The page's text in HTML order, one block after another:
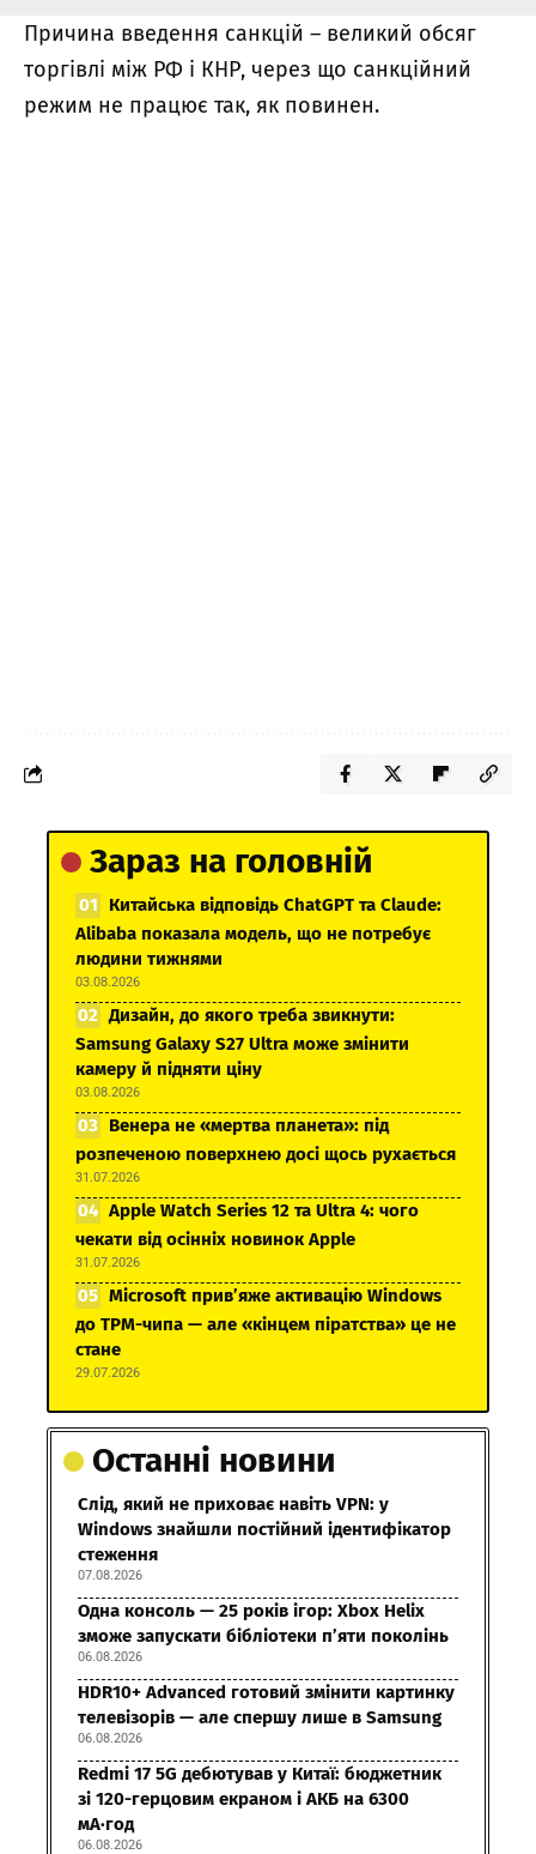
Причина введення санкцій – великий обсяг
торгівлі між РФ і КНР, через що санкційний
режим не працює так, як повинен.
Зараз на головній
Китайська відповідь ChatGPT та Claude:
Alibaba показала модель, що не потребує
людини тижнями
03.08.2026
Дизайн, до якого треба звикнути:
Samsung Galaxy S27 Ultra може змінити
камеру й підняти ціну
03.08.2026
Венера не «мертва планета»: під
розпеченою поверхнею досі щось рухається
31.07.2026
Apple Watch Series 12 та Ultra 4: чого
чекати від осінніх новинок Apple
31.07.2026
Microsoft прив’яже активацію Windows
до TPM-чипа — але «кінцем піратства» це не
стане
29.07.2026
Останні новини
Слід, який не приховає навіть VPN: у
Windows знайшли постійний ідентифікатор
стеження
07.08.2026
Одна консоль — 25 років ігор: Xbox Helix
зможе запускати бібліотеки п’яти поколінь
06.08.2026
HDR10+ Advanced готовий змінити картинку
телевізорів — але спершу лише в Samsung
06.08.2026
Redmi 17 5G дебютував у Китаї: бюджетник
зі 120-герцовим екраном і АКБ на 6300
мА·год
06.08.2026